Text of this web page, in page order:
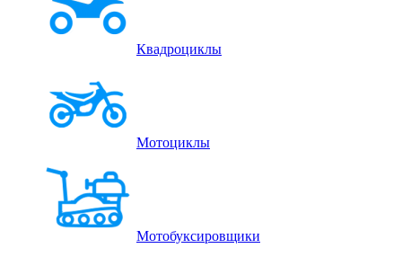
Квадроциклы
Мотоциклы
Мотобуксировщики